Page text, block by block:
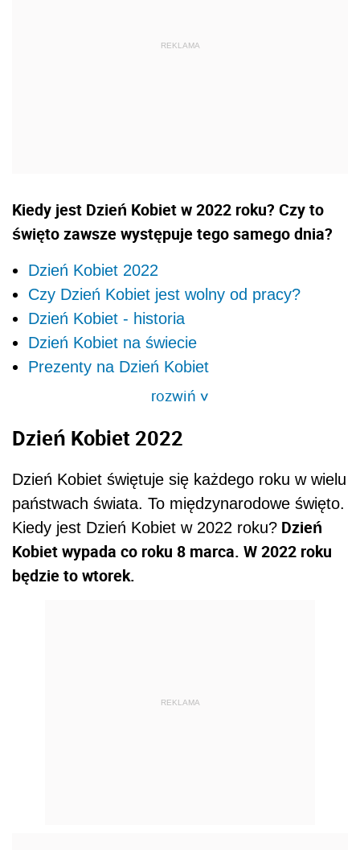
Kiedy jest Dzień Kobiet w 2022 roku? Czy to
święto zawsze występuje tego samego dnia?
Dzień Kobiet 2022
Czy Dzień Kobiet jest wolny od pracy?
Dzień Kobiet - historia
Dzień Kobiet na świecie
Prezenty na Dzień Kobiet
rozwiń>
Dzień Kobiet 2022
Dzień Kobiet świętuje się każdego roku w wielu
państwach świata. To międzynarodowe święto.
Kiedy jest Dzień Kobiet w 2022 roku? Dzień
Kobiet wypada co roku 8 marca. W 2022 roku
będzie to wtorek.
REKLAMA